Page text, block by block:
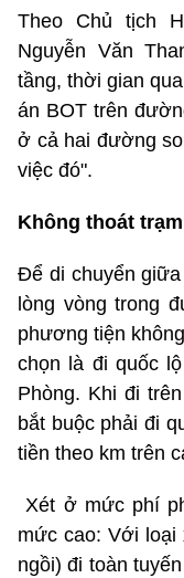
Theo Chủ tịch
Nguyễn Văn
tầng, thời gian
án BOT trên
ở cả hai đường
việc đó".
Không thoát
Để di chuyển
lòng vòng trong
phương tiện
chọn là đi quốc
Phòng. Khi đi
bắt buộc phải đi
tiền theo km trên
Xét ở mức phí
mức cao: Với loại
ngồi) đi toàn